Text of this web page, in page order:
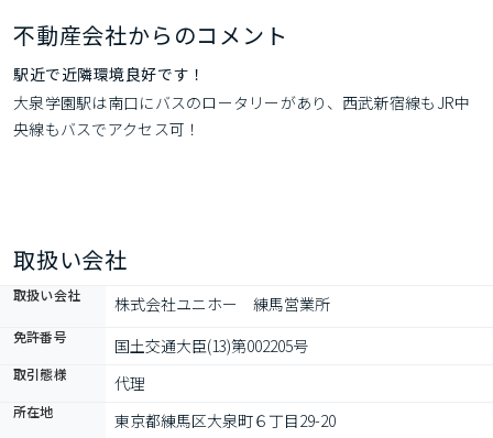
不動産会社からのコメント
駅近で近隣環境良好です！
大泉学園駅は南口にバスのロータリーがあり、西武新宿線もJR中
央線もバスでアクセス可！
取扱い会社
取扱い会社 株式会社ユニホー　練馬営業所
免許番号 国土交通大臣(13)第002205号
取引態様 代理
所在地 東京都練馬区大泉町６丁目29-20